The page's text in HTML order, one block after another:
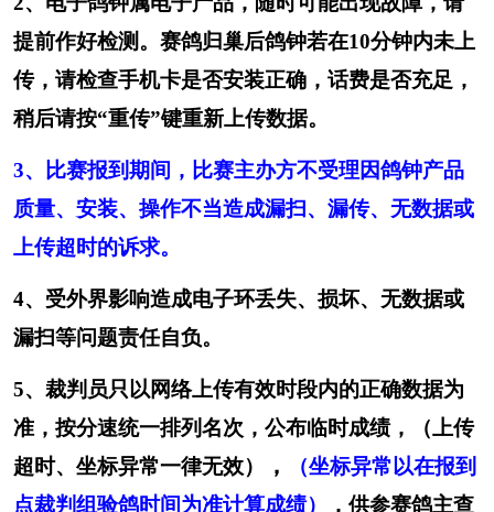
陕西科汇公司成都售后电话:18116570021、
18116570020
提前作好检测。赛鸽归巢后鸽钟若在10分钟内未上
传，请检查手机卡是否安装正确，话费是否充足，
稍后请按“重传”键重新上传数据。
3、比赛报到期间，比赛主办方不受理因鸽钟产品
质量、安装、操作不当造成漏扫、漏传、无数据或
上传超时的诉求。
4、受外界影响造成电子环丢失、损坏、无数据或
漏扫等问题责任自负。
5、裁判员只以网络上传有效时段内的正确数据为
准，按分速统一排列名次，公布临时成绩，（上传
超时、坐标异常一律无效）
，
（坐标异常以在报到
点裁判组验鸽时间为准计算成绩）
，供参赛鸽主查